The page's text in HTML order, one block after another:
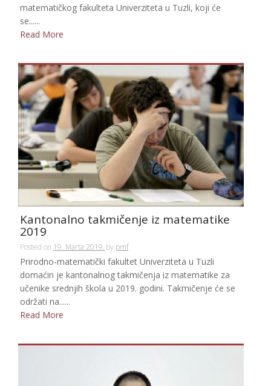
matematičkog fakulteta Univerziteta u Tuzli, koji će
se......
Read More
Kantonalno takmičenje iz matematike
2019
Posted on 19. Marta 2019. by pmf
Prirodno-matematički fakultet Univerziteta u Tuzli
domaćin je kantonalnog takmičenja iz matematike za
učenike srednjih škola u 2019. godini. Takmičenje će se
održati na......
Read More